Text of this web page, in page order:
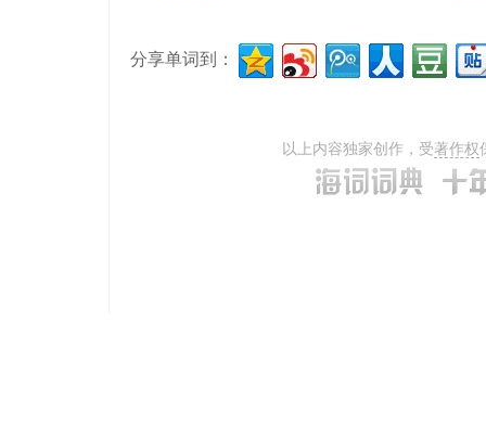
分享单词到：
以上内容独家创作，受著作权